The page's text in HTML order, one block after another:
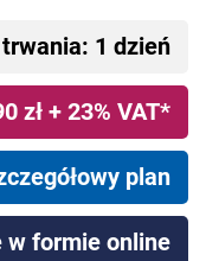
1 dzień
zł + 23% VAT*
plan
w formie online